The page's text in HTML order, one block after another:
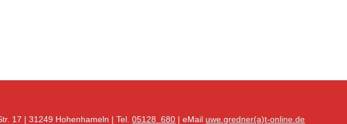
17 | 31249 Hohenhameln | Tel.05128 680 | eMail uwe.gredner(a)t-online.de